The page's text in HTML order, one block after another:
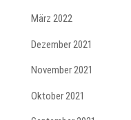
März 2022
Dezember 2021
November 2021
Oktober 2021